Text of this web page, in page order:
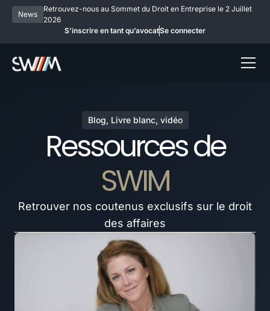
News
Retrouvez-nous au Sommet du Droit en Entreprise le 2 Juillet
2026
S’inscrire en tant qu’avocatSe connecter
Blog, Livre blanc, vidéo
Ressources de
SWIM
Retrouver nos coutenus exclusifs sur le droit
des affaires